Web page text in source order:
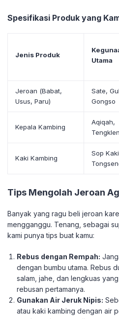
Spesifikasi Produk yang
Jenis Produk
Utama
Jeroan (Babat,
Usus, Paru)
Sate,
Gongso
Kepala Kambing
Aqiqah,
Kaki Kambing
Sop
Tips Mengolah Jeroan
​Banyak yang ragu beli jeroan
mengganggu. Tenang, sebagai
kami punya tips buat kamu:
Rebus dengan Rempah:
dengan bumbu utama. Rebus
salam, jahe, dan lengkuas
rebusan pertamanya.
Gunakan Air Jeruk Nipis:
atau kaki kambing dengan air